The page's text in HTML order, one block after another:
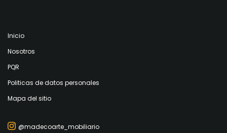
Inicio
Nosotros
PQR
Politicas de datos personales
Mapa del sitio
@madecoarte_mobiliario